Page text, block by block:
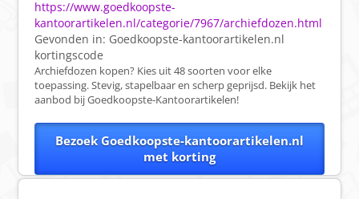
https://www.goedkoopste-
kantoorartikelen.nl/categorie/7967/archiefdozen.html
Gevonden in: Goedkoopste-kantoorartikelen.nl
kortingscode
Archiefdozen kopen? Kies uit 48 soorten voor elke
toepassing. Stevig, stapelbaar en scherp geprijsd. Bekijk het
aanbod bij Goedkoopste-Kantoorartikelen!
Bezoek Goedkoopste-kantoorartikelen.nl
met korting